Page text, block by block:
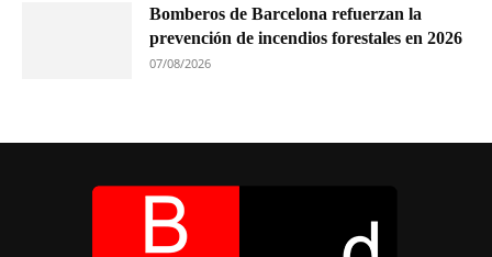
Bomberos de Barcelona refuerzan la
prevención de incendios forestales en 2026
07/08/2026